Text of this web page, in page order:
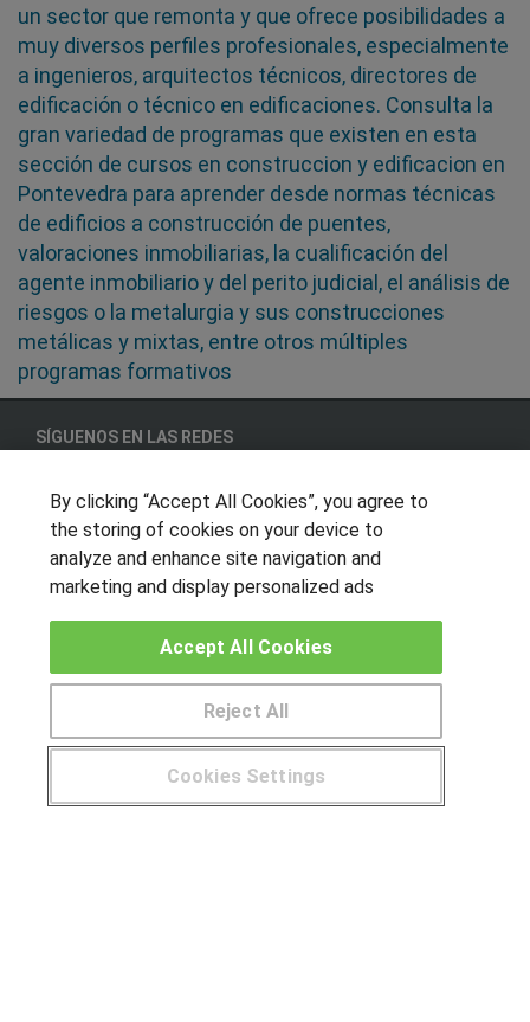
un sector que remonta y que ofrece posibilidades a
muy diversos perfiles profesionales, especialmente
a ingenieros, arquitectos técnicos, directores de
edificación o técnico en edificaciones. Consulta la
gran variedad de programas que existen en esta
sección de cursos en construccion y edificacion en
Pontevedra para aprender desde normas técnicas
de edificios a construcción de puentes,
valoraciones inmobiliarias, la cualificación del
agente inmobiliario y del perito judicial, el análisis de
riesgos o la metalurgia y sus construcciones
metálicas y mixtas, entre otros múltiples
programas formativos
SÍGUENOS EN LAS REDES
OTROS GRUPOS DE INTERES
Muro de los idiomas
Hablemos de empleo
Locos por las becas
CENTROS DE FORMACIÓN
Publicar cursos
¿Tienes alguna duda? 900 264 357
By clicking “Accept All Cookies”, you agree to
the storing of cookies on your device to
analyze and enhance site navigation and
marketing and display personalized ads
Cookies Settings
Reject All
Accept All Cookies